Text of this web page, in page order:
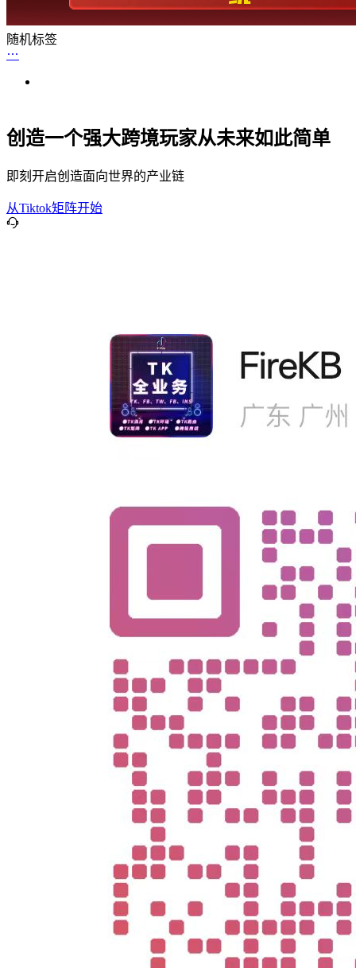
随机标签
创造一个强大跨境玩家从未来如此简单
即刻开启创造面向世界的产业链
从Tiktok矩阵开始